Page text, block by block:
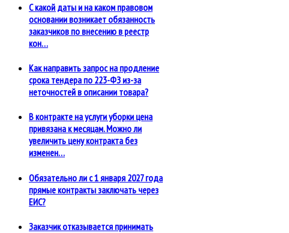
С какой даты и на каком правовом
основании возникает обязанность
заказчиков по внесению в реестр
кон…
Как направить запрос на продление
срока тендера по 223-ФЗ из-за
неточностей в описании товара?
В контракте на услуги уборки цена
привязана к месяцам. Можно ли
увеличить цену контракта без
изменен…
Обязательно ли с 1 января 2027 года
прямые контракты заключать через
ЕИС?
Заказчик отказывается принимать